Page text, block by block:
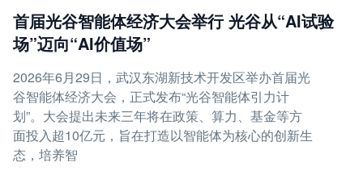
首届光谷智能体经济大会举行 光谷从“AI试验
场”迈向“AI价值场”
2026年6月29日，武汉东湖新技术开发区举办首届光
谷智能体经济大会，正式发布“光谷智能体引力计
划”。大会提出未来三年将在政策、算力、基金等方
面投入超10亿元，旨在打造以智能体为核心的创新生
态，培养智